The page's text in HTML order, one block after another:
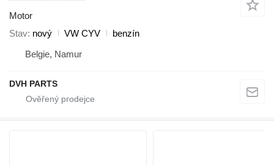
Motor
Stav nový VW CYV
benzín
Belgie, Namur
DVH PARTS